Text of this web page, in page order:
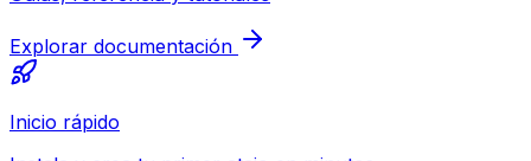
Explorar documentación
Inicio rápido